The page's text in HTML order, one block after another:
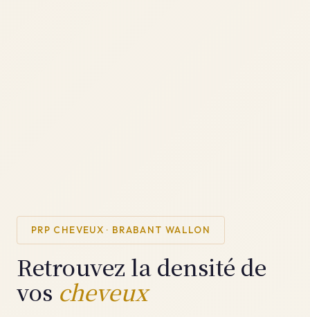
PRP CHEVEUX · BRABANT WALLON
Retrouvez la densité de
vos cheveux